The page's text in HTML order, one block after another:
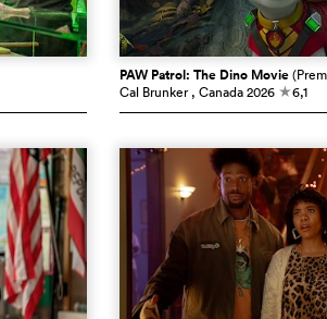
PAW Patrol: The Dino Movie
Cal Brunker , Canada2026 c6,1